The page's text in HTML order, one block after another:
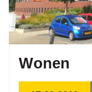
Wonen